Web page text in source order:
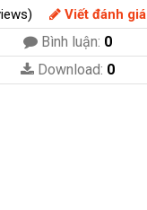
Viết đánh giá
Bình luận: 0
Download: 0